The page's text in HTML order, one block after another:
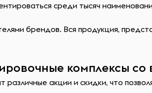
среди тысяч
брендов. Вся продукция,
комплексы со
акции и скидки, что